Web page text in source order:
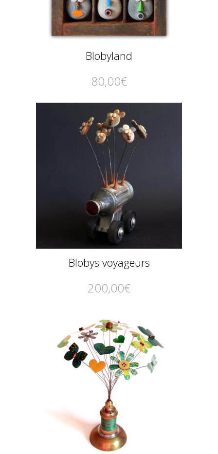
Blobyland
80,00€
Blobys voyageurs
200,00€